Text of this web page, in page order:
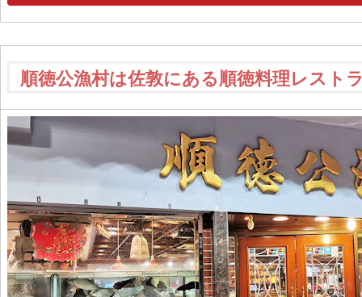
順徳公漁村は佐敦にある順徳料理レスト